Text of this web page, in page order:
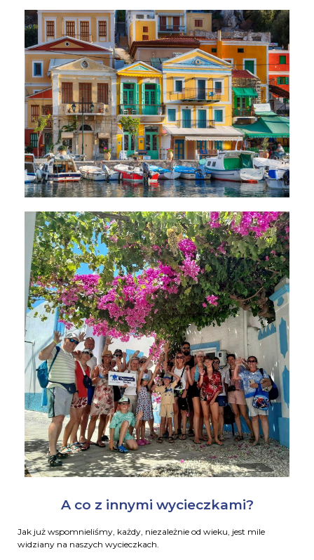
A co z innymi wycieczkami?
Jak już wspomnieliśmy, każdy, niezależnie od wieku, jest mile
widziany na naszych wycieczkach.